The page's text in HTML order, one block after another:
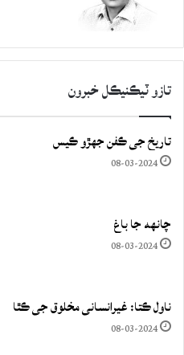
تازو ٽيڪنيڪل خبرون
تاريخ جي ڪفن جھڙو ڪيس
08-03-2024
چانهه جا باغ
08-03-2024
ناول ڪتا: غيرانساني مخلوق جي ڪٿا
08-03-2024